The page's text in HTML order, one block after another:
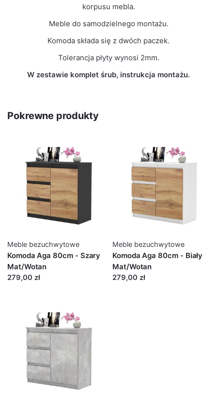
korpusu mebla.
Meble do samodzielnego montażu.
Komoda składa się z dwóch paczek.
Tolerancja płyty wynosi 2mm.
W zestawie komplet śrub, instrukcja montażu.
Pokrewne produkty
Meble bezuchwytowe
Komoda Aga 80cm - Szary
Mat/Wotan
279,00 zł
Meble bezuchwytowe
Komoda Aga 80cm - Biały
Mat/Wotan
279,00 zł